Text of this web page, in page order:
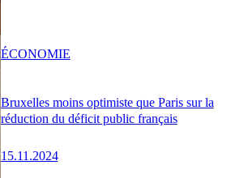
Bruxelles moins optimiste que Paris sur la
réduction du déficit public français
15.11.2024
ÉCONOMIE